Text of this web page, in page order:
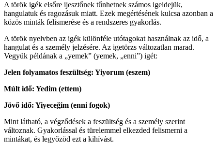
A török igék elsőre ijesztőnek tűnhetnek számos igeidejük,
hangulatuk és ragozásuk miatt. Ezek megértésének kulcsa azonban a
közös minták felismerése és a rendszeres gyakorlás.
A török nyelvben az igék különféle utótagokat használnak az idő, a
hangulat és a személy jelzésére. Az igetörzs változatlan marad.
Vegyük példának a „yemek” (yemek, „enni”) igét:
Jelen folyamatos feszültség: Yiyorum (eszem)
Múlt idő: Yedim (ettem)
Jövő idő: Yiyeceğim (enni fogok)
Mint látható, a végződések a feszültség és a személy szerint
változnak. Gyakorlással és türelemmel elkezded felismerni a
mintákat, és legyőzöd ezt a kihívást.